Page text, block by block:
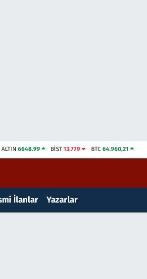
ALTIN 6648.99 BİST13.779 BTC 64.960,21
İlanlar Yazarlar